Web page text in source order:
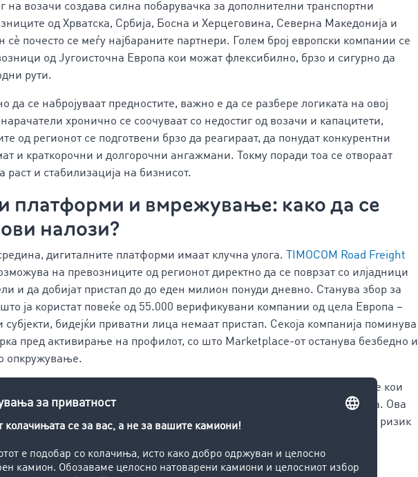
на возачи создава силна побарувачка за дополнителни транспортни
од Хрватска, Србија, Босна и Херцеговина, Северна Македонија и
сè почесто се меѓу најбараните партнери. Голем број европски компании се
од Југоисточна Европа кои можат флексибилно, брзо и сигурно да
рути.
да се набројуваат предностите, важно е да се разбере логиката на овој
хронично се соочуваат со недостиг од возачи и капацитети,
од регионот се подготвени брзо да реагираат, да понудат конкурентни
и краткорочни и долгорочни ангажмани. Токму поради тоа се отвораат
раст и стабилизација на бизнисот.
платформи и вмрежување: како да се
налози?
дигиталните платформи имаат клучна улога.
TIMOCOM Road Freight
на превозниците од регионот директно да се поврзат со илјадници
и да добијат пристап до до еден милион понуди дневно. Станува збор за
ја користат повеќе од 55.000 верификувани компании од цела Европа –
бидејќи приватни лица немаат пристап. Секоја компанија поминува
пред активирање на профилот, со што Marketplace-от останува безбедно и
опкружување.
ги поврзува компаниите кои нудат транспортни капацитети со оние кои
деловните партнери самостојно ги договараат условите за соработка. Ова
флексибилност и професионалност, со значително намален ризик
партнер, комуникацијата може да се одвива прекуTIMOCOM